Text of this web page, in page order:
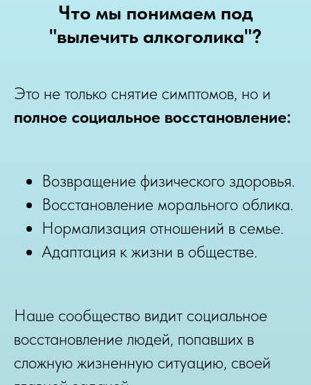
Что мы понимаем под
"вылечить алкоголика"?
Это не только снятие симптомов, но и
полное социальное восстановление:
Возвращение физического здоровья.
Восстановление морального облика.
Нормализация отношений в семье.
Адаптация к жизни в обществе.
Наше сообщество видит социальное
восстановление людей, попавших в
сложную жизненную ситуацию, своей